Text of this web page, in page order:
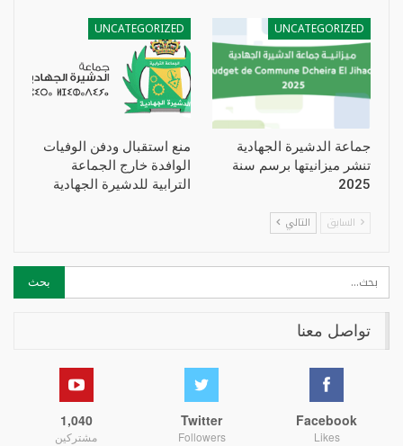
UNCATEGORIZED
جماعة الدشيرة الجهادية
تنشر ميزانيتها برسم سنة
2025
UNCATEGORIZED
منع استقبال ودفن الوفيات
الوافدة خارج الجماعة
الترابية للدشيرة الجهادية
السابق التالي
تواصل معنا
Facebook
Likes
Twitter
Followers
1,040
مشتركين